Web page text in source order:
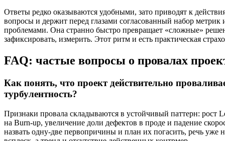
Ответы редко оказываются удобными, зато приводят к
вопросы и держит перед глазами согласованный набор метрик
проблемами. Она странно быстро превращает «сложные»
зафиксировать, измерить. Этот ритм и есть практическая
FAQ: частые вопросы о провалах
Как понять, что проект действительно
турбулентность?
Признаки провала складываются в устойчивый паттерн: рост
на Burn‑up, увеличение доли дефектов в проде и падение
назвать одну‑две первопричины и план их погасить, речь